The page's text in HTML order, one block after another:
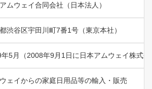
ムウェイ合同会社（日本法人）
渋谷区宇田川町7番1号（東京本社）
年5月（2008年9月1日に日本アムウェイ株式
ェイからの家庭日用品等の輸入・販売